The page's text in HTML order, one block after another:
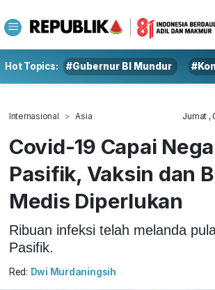
Hot Topics: #Gubernur BI Mundur
Internasional Asia Jumat ,
Covid-19 Capai
Pasifik, Vaksin dan
Medis Diperlukan
Ribuan infeksi telah melanda
Pasifik.
Red: Dwi Murdaningsih